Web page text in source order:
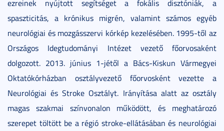
ezreinek nyújtott segítséget a fokális disztóniák, a
spaszticitás, a krónikus migrén, valamint számos egyéb
neurológiai és mozgásszervi kórkép kezelésében. 1995-től az
Országos Idegtudományi Intézet vezető főorvosaként
dolgozott. 2013. június 1-jétől a Bács-Kiskun Vármegyei
Oktatókórházban osztályvezető főorvosként vezette a
Neurológiai és Stroke Osztályt. Irányítása alatt az osztály
magas szakmai színvonalon működött, és meghatározó
szerepet töltött be a régió stroke-ellátásában és neurológiai